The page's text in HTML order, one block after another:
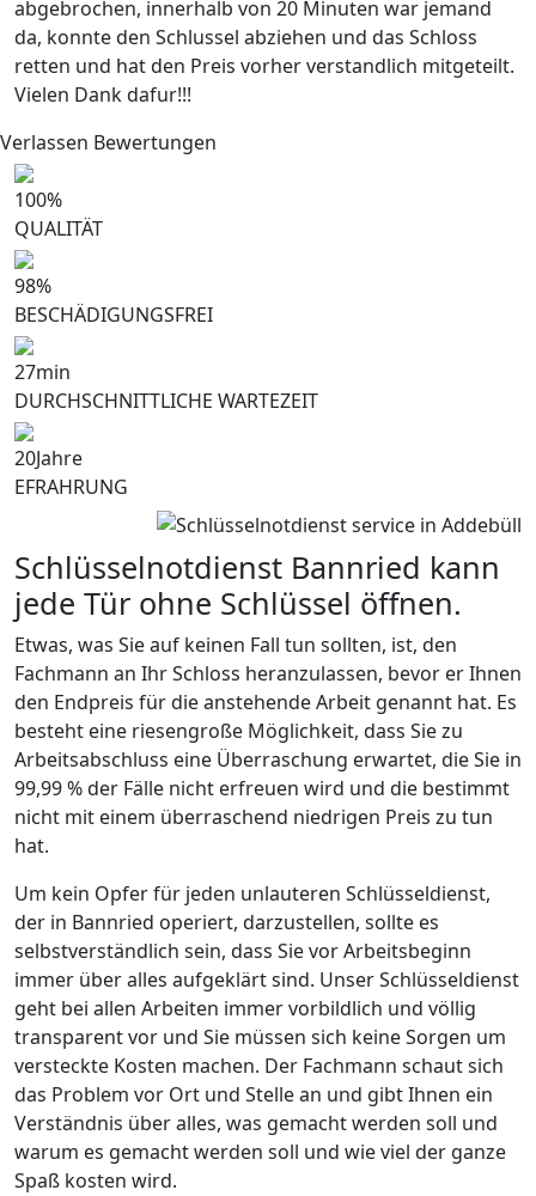
abgebrochen, innerhalb von 20 Minuten war jemand
da, konnte den Schlussel abziehen und das Schloss
retten und hat den Preis vorher verstandlich mitgeteilt.
Vielen Dank dafur!!!
Verlassen Bewertungen
100%
QUALITÄT
98%
BESCHÄDIGUNGSFREI
27min
DURCHSCHNITTLICHE WARTEZEIT
20Jahre
EFRAHRUNG
Schlüsselnotdienst Bannried kann
jede Tür ohne Schlüssel öffnen.
Etwas, was Sie auf keinen Fall tun sollten, ist, den
Fachmann an Ihr Schloss heranzulassen, bevor er Ihnen
den Endpreis für die anstehende Arbeit genannt hat. Es
besteht eine riesengroße Möglichkeit, dass Sie zu
Arbeitsabschluss eine Überraschung erwartet, die Sie in
99,99 % der Fälle nicht erfreuen wird und die bestimmt
nicht mit einem überraschend niedrigen Preis zu tun
hat.
Um kein Opfer für jeden unlauteren Schlüsseldienst,
der in Bannried operiert, darzustellen, sollte es
selbstverständlich sein, dass Sie vor Arbeitsbeginn
immer über alles aufgeklärt sind. Unser Schlüsseldienst
geht bei allen Arbeiten immer vorbildlich und völlig
transparent vor und Sie müssen sich keine Sorgen um
versteckte Kosten machen. Der Fachmann schaut sich
das Problem vor Ort und Stelle an und gibt Ihnen ein
Verständnis über alles, was gemacht werden soll und
warum es gemacht werden soll und wie viel der ganze
Spaß kosten wird.